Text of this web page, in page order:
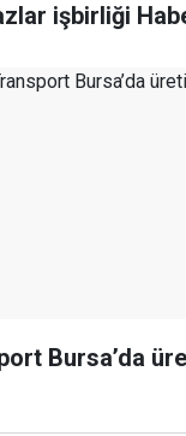
işbirliği
Bursa’da